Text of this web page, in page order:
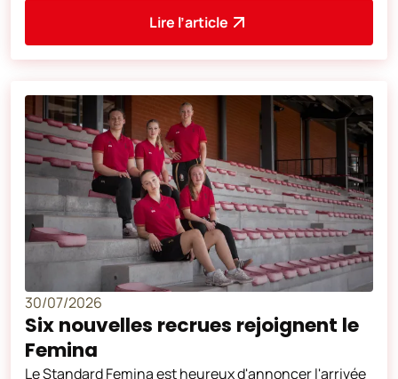
Lire l’article
30/07/2026
Six nouvelles recrues rejoignent le
Femina
Le Standard Femina est heureux d'annoncer l'arrivée